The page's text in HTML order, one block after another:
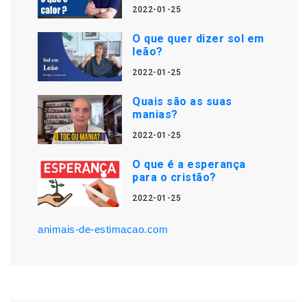
2022-01-25
O que quer dizer sol em
leão?
2022-01-25
Quais são as suas
manias?
2022-01-25
O que é a esperança
para o cristão?
2022-01-25
animais-de-estimacao.com